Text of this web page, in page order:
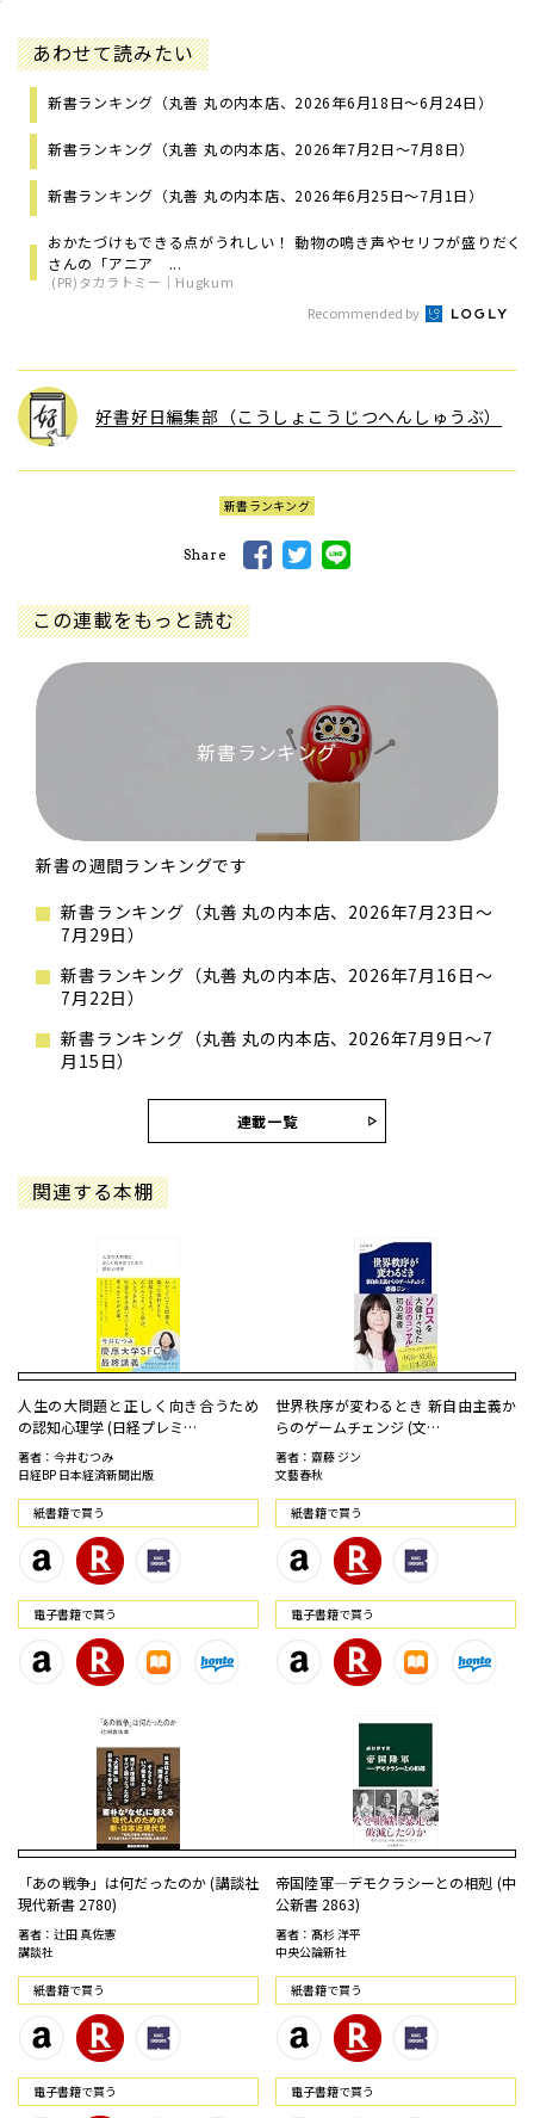
あわせて読みたい
新書ランキング（丸善 丸の内本店、2026年6月18日～6月24日）
新書ランキング（丸善 丸の内本店、2026年7月2日～7月8日）
新書ランキング（丸善 丸の内本店、2026年6月25日～7月1日）
おかたづけもできる点がうれしい！ 動物の鳴き声やセリフが盛りだく
さんの「アニア ...
(PR)タカラトミー｜Hugkum
Recommended by
好書好日編集部（こうしょこうじつへんしゅうぶ）
新書ランキング
Share
この連載をもっと読む
新書ランキング
新書の週間ランキングです
新書ランキング（丸善 丸の内本店、2026年7月23日～
7月29日）
新書ランキング（丸善 丸の内本店、2026年7月16日～
7月22日）
新書ランキング（丸善 丸の内本店、2026年7月9日～7
月15日）
連載一覧
関連する本棚
人生の大問題と正しく向き合うため
の認知心理学 (日経プレミ…
著者：今井むつみ
日経BP 日本経済新聞出版
紙書籍で買う
電⼦書籍で買う
世界秩序が変わるとき 新自由主義か
らのゲームチェンジ (文…
著者：齋藤 ジン
文藝春秋
紙書籍で買う
電⼦書籍で買う
「あの戦争」は何だったのか (講談社
現代新書 2780)
著者：辻田 真佐憲
講談社
紙書籍で買う
電⼦書籍で買う
帝国陸軍―デモクラシーとの相剋 (中
公新書 2863)
著者：髙杉 洋平
中央公論新社
紙書籍で買う
電⼦書籍で買う